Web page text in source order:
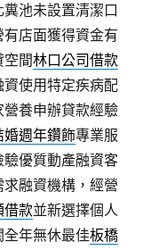
池未設置清潔口
有店面獲得資金有
空間林口公司借款
使用特定疾病配
營養申辦貸款經驗
婚週年鑽飾專業服
優質動產融資客
融資機構，經營
借款並新選擇個人
全年無休最佳板橋